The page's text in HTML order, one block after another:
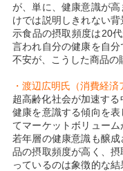
が、単に、健康意識が
けでは説明しきれない
示食品の摂取頻度は20
言われ自分の健康を自
不安が、こうした商品の
・渡辺広明氏（消費経済
超高齢化社会が加速す
健康を意識する傾向を
てマーケットボリュー
若年層の健康意識も醸
品の摂取頻度が高く、
っているのは象徴的な